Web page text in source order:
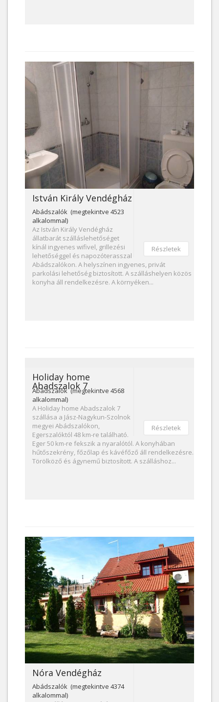
Részletek
István Király Vendégház
Abádszalók (megtekintve 4523
alkalommal)
Az István Király Vendégház
állatbarát szálláslehetőséget
kínál ingyenes wifivel, grillezési
lehetőséggel és napozóterasszal
Abádszalókon. A helyszínen ingyenes, privát
parkolási lehetőség biztosított. A szálláshelyen közös
konyha áll rendelkezésre. A környéken...
Részletek
Holiday home
Abadszalok 7
Abádszalók (megtekintve 4568
alkalommal)
A Holiday home Abadszalok 7
szállása a Jász-Nagykun-Szolnok
megyei Abádszalókon,
Egerszalóktól 48 km-re található.
Eger 50 km-re fekszik a nyaralótól. A konyhában
hűtőszekrény, főzőlap és kávéfőző áll rendelkezésre.
Törölköző és ágynemű biztosított. A szálláshoz...
Nóra Vendégház
Abádszalók (megtekintve 4374
alkalommal)